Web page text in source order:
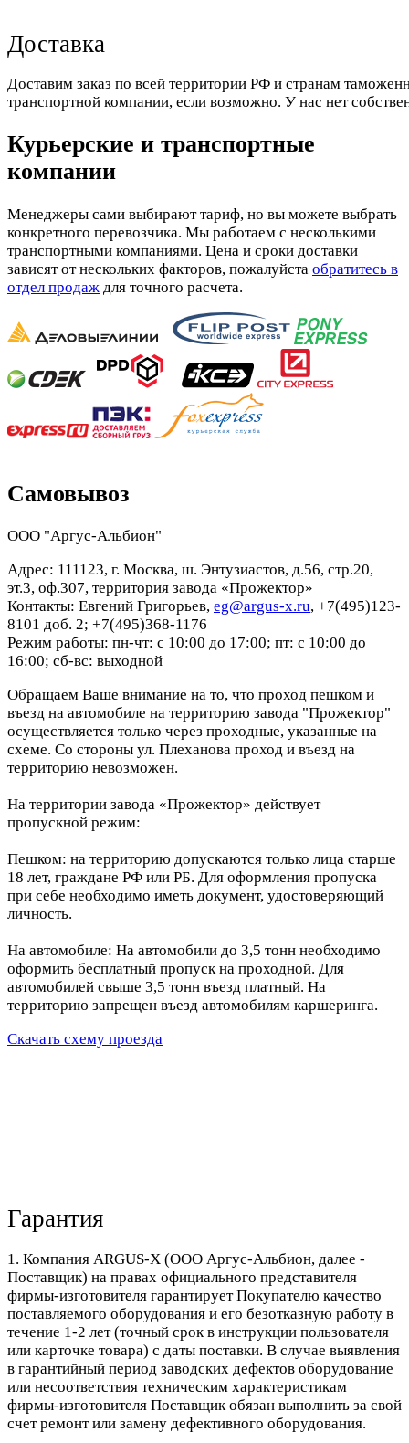
Доставка
Доставим заказ по всей территории РФ и странам
транспортной компании, если возможно. У нас нет
Курьерские и транспортные
компании
Менеджеры сами выбирают тариф, но вы можете выбрать
конкретного перевозчика. Мы работаем с несколькими
транспортными компаниями. Цена и сроки доставки
зависят от нескольких факторов, пожалуйста обратитесь в
отдел продаж для точного расчета.
Самовывоз
ООО "Аргус-Альбион"
Адрес: 111123, г. Москва, ш. Энтузиастов, д.56, стр.20,
эт.3, оф.307, территория завода «Прожектор»
Контакты: Евгений Григорьев, eg@argus-x.ru, +7(495)123-
8101 доб. 2; +7(495)368-1176
Режим работы: пн-чт: с 10:00 до 17:00; пт: с 10:00 до
16:00; сб-вс: выходной
Обращаем Ваше внимание на то, что проход пешком и
въезд на автомобиле на территорию завода "Прожектор"
осуществляется только через проходные, указанные на
схеме. Со стороны ул. Плеханова проход и въезд на
территорию невозможен.
На территории завода «Прожектор» действует
пропускной режим:
Пешком: на территорию допускаются только лица старше
18 лет, граждане РФ или РБ. Для оформления пропуска
при себе необходимо иметь документ, удостоверяющий
личность.
На автомобиле: На автомобили до 3,5 тонн необходимо
оформить бесплатный пропуск на проходной. Для
автомобилей свыше 3,5 тонн въезд платный. На
территорию запрещен въезд автомобилям каршеринга.
Скачать схему проезда
Гарантия
1. Компания ARGUS-X (ООО Аргус-Альбион, далее -
Поставщик) на правах официального представителя
фирмы-изготовителя гарантирует Покупателю качество
поставляемого оборудования и его безотказную работу в
течение 1-2 лет (точный срок в инструкции пользователя
или карточке товара) с даты поставки. В случае выявления
в гарантийный период заводских дефектов оборудование
или несоответствия техническим характеристикам
фирмы-изготовителя Поставщик обязан выполнить за свой
счет ремонт или замену дефективного оборудования.